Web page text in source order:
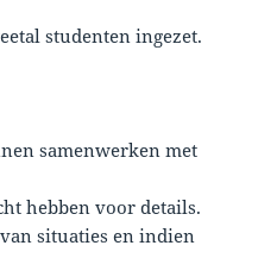
studenten ingezet.
samenwerken met
hebben voor details.
situaties en indien